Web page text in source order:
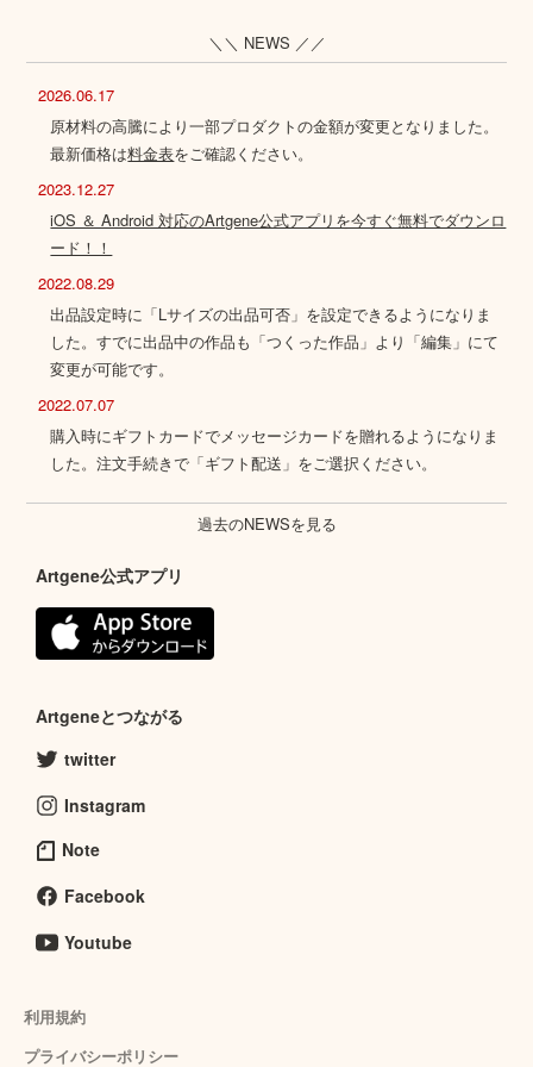
＼＼ NEWS ／／
2026.06.17
原材料の高騰により一部プロダクトの金額が変更となりました。
最新価格は料金表をご確認ください。
2023.12.27
iOS ＆ Android 対応のArtgene公式アプリを今すぐ無料でダウンロ
ード！！
2022.08.29
出品設定時に「Lサイズの出品可否」を設定できるようになりま
した。すでに出品中の作品も「つくった作品」より「編集」にて
変更が可能です。
2022.07.07
購入時にギフトカードでメッセージカードを贈れるようになりま
した。注文手続きで「ギフト配送」をご選択ください。
過去のNEWSを見る
Artgene公式アプリ
Artgeneとつながる
twitter
Instagram
Note
Facebook
Youtube
利用規約
プライバシーポリシー